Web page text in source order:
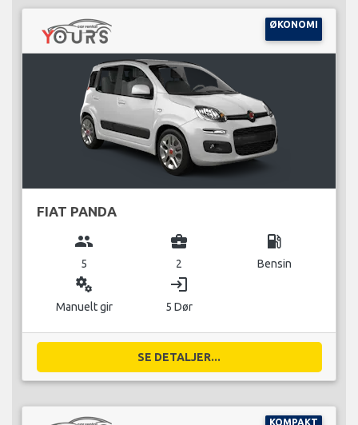
ØKONOMI
FIAT PANDA
group
5
business_center
2
local_gas_station
Bensin
miscellaneous_services
Manuelt gir
login
5 Dør
SE DETALJER...
KOMPAKT